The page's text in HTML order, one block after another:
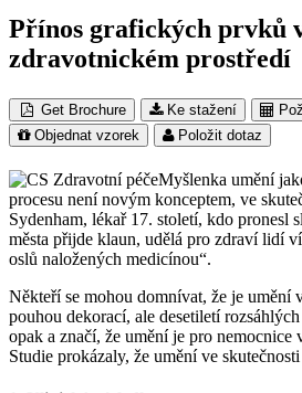
Přínos grafických prvků
zdravotnickém prostředí
Get Brochure Ke stažení
Objednat vzorek
Položit dotaz
Myšlenka umění
procesu není novým konceptem, ve
Sydenham, lékař 17. století, kdo pronesl
města přijde klaun, udělá pro zdraví lidí
oslů naložených medicínou“.
Někteří se mohou domnívat, že je umění
pouhou dekorací, ale desetiletí
opak a značí, že umění je pro nemocnice
Studie prokázaly, že umění ve